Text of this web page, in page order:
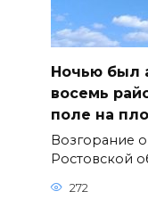
Ночью был
восемь
поле на
Возгорание
Ростовской
272